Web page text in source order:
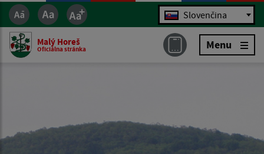
Jazyk Slovenčina
Malý Horeš
Oficiálna stránka Menu